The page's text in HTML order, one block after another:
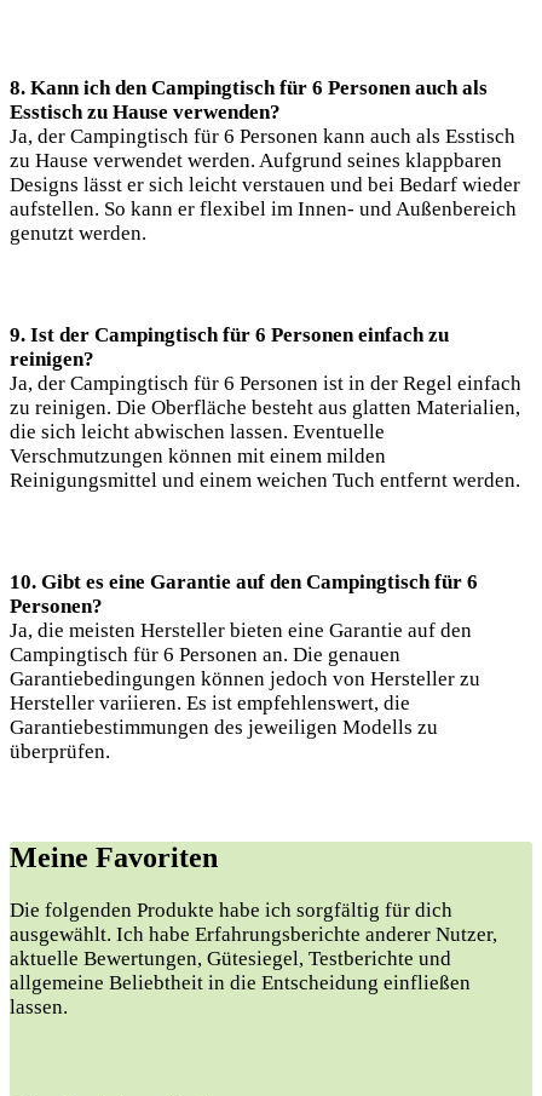
8. Kann ich den Campingtisch für 6 Personen auch als
Esstisch zu Hause verwenden?
Ja, der Campingtisch für 6 Personen kann auch als Esstisch
zu Hause verwendet werden. Aufgrund seines klappbaren
Designs lässt er sich leicht verstauen und bei Bedarf wieder
aufstellen. So kann er flexibel im Innen- und Außenbereich
genutzt werden.
9. Ist der Campingtisch für 6 Personen einfach zu
reinigen?
Ja, der Campingtisch für 6 Personen ist in der Regel einfach
zu reinigen. Die Oberfläche besteht aus glatten Materialien,
die sich leicht abwischen lassen. Eventuelle
Verschmutzungen können mit einem milden
Reinigungsmittel und einem weichen Tuch entfernt werden.
10. Gibt es eine Garantie auf den Campingtisch für 6
Personen?
Ja, die meisten Hersteller bieten eine Garantie auf den
Campingtisch für 6 Personen an. Die genauen
Garantiebedingungen können jedoch von Hersteller zu
Hersteller variieren. Es ist empfehlenswert, die
Garantiebestimmungen des jeweiligen Modells zu
überprüfen.
Meine Favoriten
Die folgenden Produkte habe ich sorgfältig für dich
ausgewählt. Ich habe Erfahrungsberichte anderer Nutzer,
aktuelle Bewertungen, Gütesiegel, Testberichte und
allgemeine Beliebtheit in die Entscheidung einfließen
lassen.